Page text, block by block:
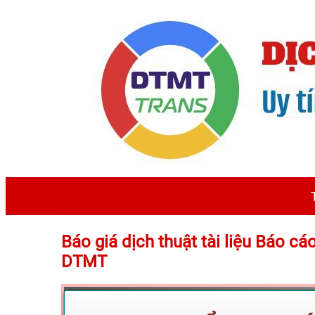
Báo giá dịch thuật tài liệu Báo
DTMT